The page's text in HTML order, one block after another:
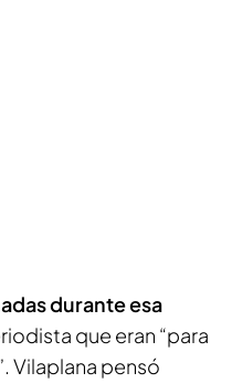
durante esa
que eran “para
Vilaplana pensó